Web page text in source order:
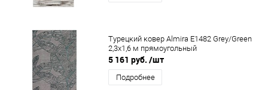
Турецкий ковер Almira E1482 Grey/Green
2,3x1,6 м прямоугольный
5 161 руб. /шт
Подробнее